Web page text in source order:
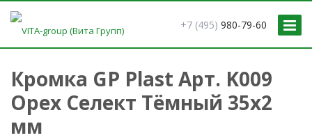
+7 (495) 980-79-60
Кромка GP Plast Арт. K009
Орех Селект Тёмный 35x2
мм